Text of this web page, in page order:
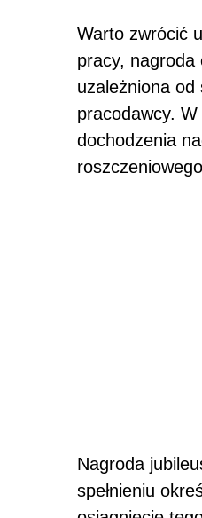
Warto zwrócić
pracy, nagroda
uzależniona od
pracodawcy.
dochodzenia
Nagroda
spełnieniu